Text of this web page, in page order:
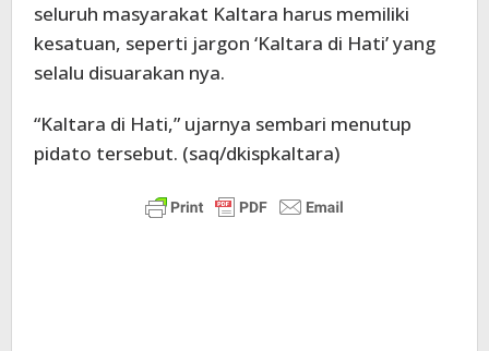
seluruh masyarakat Kaltara harus memiliki
kesatuan, seperti jargon ‘Kaltara di Hati’ yang
selalu disuarakan nya.
“Kaltara di Hati,” ujarnya sembari menutup
pidato tersebut. (saq/dkispkaltara)